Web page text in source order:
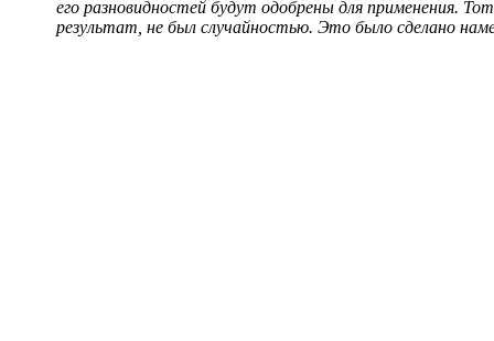
его разновидностей будут одобрены для применения.
результат, не был случайностью. Это было сделано